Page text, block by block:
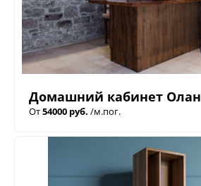
Домашний кабинет Олан
От54000 руб. /м.пог.